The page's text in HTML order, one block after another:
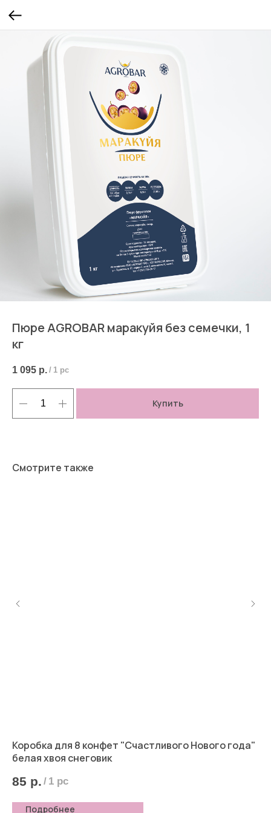
Пюре AGROBAR маракуйя без семечки, 1
кг
1 095 р. / 1 pc
Купить
Смотрите также
Коробка для 8 конфет "Счастливого Нового года"
белая хвоя снеговик
85 р. / 1 pc
Подробнее